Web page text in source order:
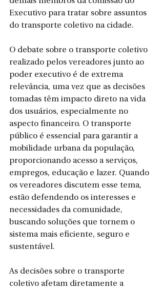
Executivo para tratar sobre assuntos
do transporte coletivo na cidade.
O debate sobre o transporte coletivo
realizado pelos vereadores junto ao
poder executivo é de extrema
relevância, uma vez que as decisões
tomadas têm impacto direto na vida
dos usuários, especialmente no
aspecto financeiro. O transporte
público é essencial para garantir a
mobilidade urbana da população,
proporcionando acesso a serviços,
empregos, educação e lazer. Quando
os vereadores discutem esse tema,
estão defendendo os interesses e
necessidades da comunidade,
buscando soluções que tornem o
sistema mais eficiente, seguro e
sustentável.
As decisões sobre o transporte
coletivo afetam diretamente a